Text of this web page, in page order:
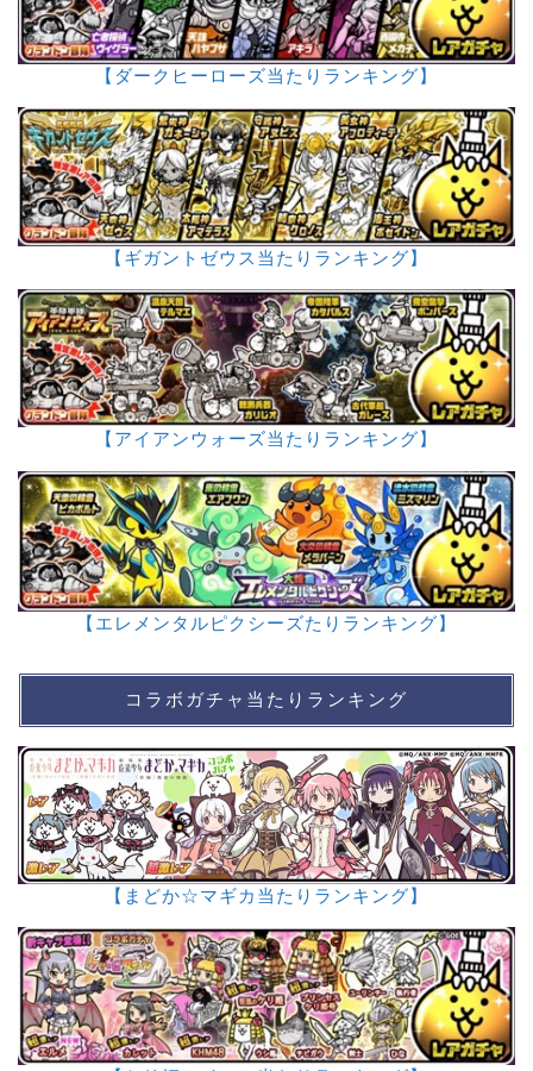
【ダークヒーローズ当たりランキング】
【ギガントゼウス当たりランキング】
【アイアンウォーズ当たりランキング】
【エレメンタルピクシーズたりランキング】
コラボガチャ当たりランキング
【まどか☆マギカ当たりランキング】